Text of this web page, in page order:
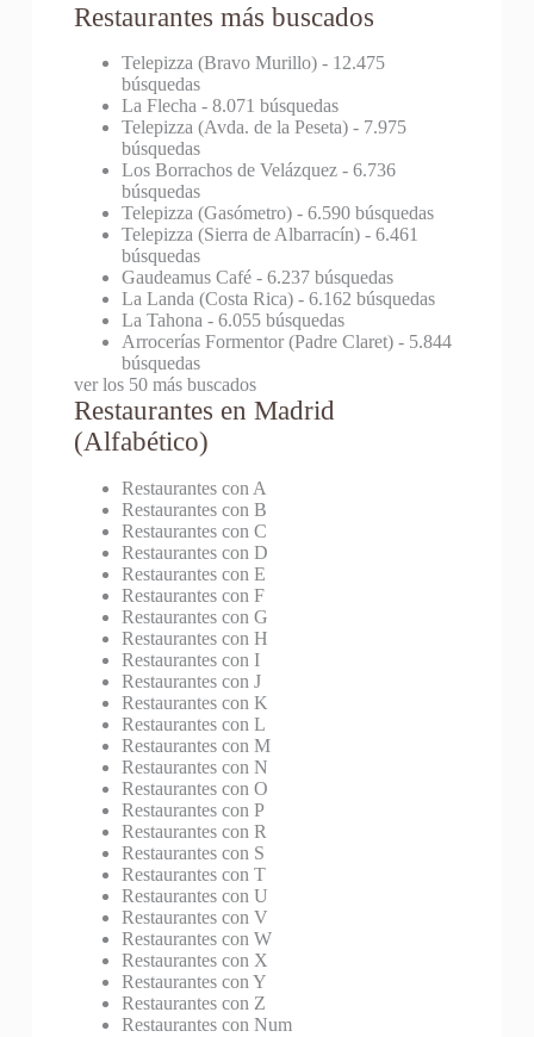
Restaurantes más buscados
Telepizza (Bravo Murillo)- 12.475
búsquedas
La Flecha - 8.071 búsquedas
Telepizza (Avda. de la Peseta)- 7.975
búsquedas
Los Borrachos de Velázquez- 6.736
búsquedas
Telepizza (Gasómetro)- 6.590 búsquedas
Telepizza (Sierra de Albarracín)- 6.461
búsquedas
Gaudeamus Café- 6.237 búsquedas
La Landa (Costa Rica)- 6.162 búsquedas
La Tahona - 6.055 búsquedas
Arrocerías Formentor (Padre Claret)- 5.844
búsquedas
ver los 50 más buscados
Restaurantes en Madrid
(Alfabético)
Restaurantes con A
Restaurantes con B
Restaurantes con C
Restaurantes con D
Restaurantes con E
Restaurantes con F
Restaurantes con G
Restaurantes con H
Restaurantes con I
Restaurantes con J
Restaurantes con K
Restaurantes con L
Restaurantes con M
Restaurantes con N
Restaurantes con O
Restaurantes con P
Restaurantes con R
Restaurantes con S
Restaurantes con T
Restaurantes con U
Restaurantes con V
Restaurantes con W
Restaurantes con X
Restaurantes con Y
Restaurantes con Z
Restaurantes con Num